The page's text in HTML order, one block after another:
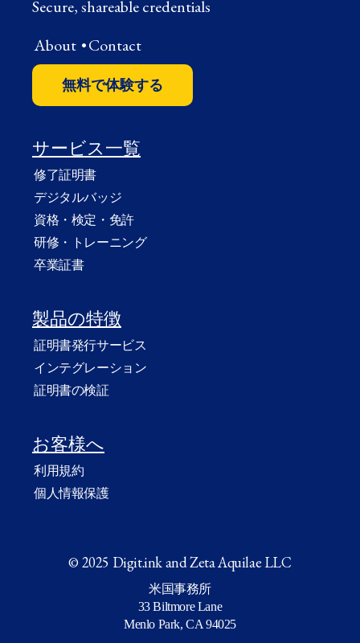
Secure, shareable credentials
About •Contact
無料で体験する
サービス一覧
修了証明書
デジタルバッジ
資格・検定・免許
研修・トレーニング
卒業証書
製品の特徴
証明書発行サービス
インテグレーション
証明書の検証
お客様へ
利用規約
個人情報保護
© 2025 Digit.ink and Zeta Aquilae LLC
米国事務所
33 Biltmore Lane
Menlo Park, CA 94025